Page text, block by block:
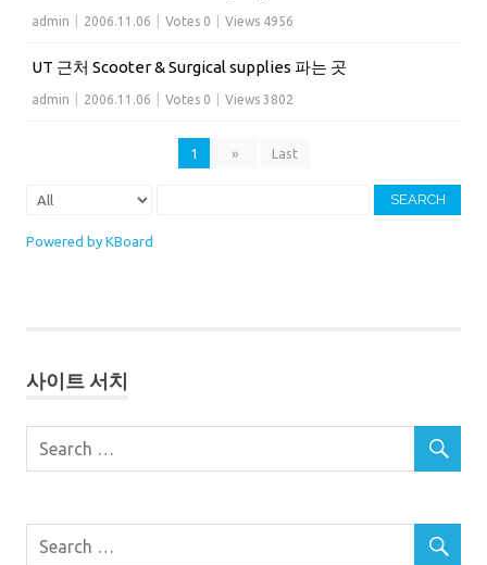
admin 2006.11.06 Votes 0 Views 4956
UT 근처 Scooter & Surgical supplies 파는 곳
admin 2006.11.06 Votes 0 Views 3802
1 » Last
SEARCH
Powered by KBoard
사이트 서치